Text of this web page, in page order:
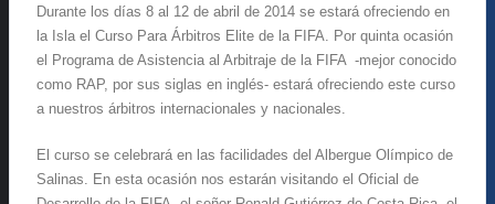
Durante los días 8 al 12 de abril de 2014 se estará ofreciendo en
la Isla el Curso Para Árbitros Elite de la FIFA. Por quinta ocasión
el Programa de Asistencia al Arbitraje de la FIFA -mejor conocido
como RAP, por sus siglas en inglés- estará ofreciendo este curso
a nuestros árbitros internacionales y nacionales.
El curso se celebrará en las facilidades del Albergue Olímpico de
Salinas. En esta ocasión nos estarán visitando el Oficial de